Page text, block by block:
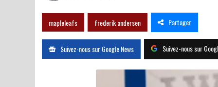
mapleleafs frederik andersen Partager
Suivez-nous sur Google News Suivez-nous sur